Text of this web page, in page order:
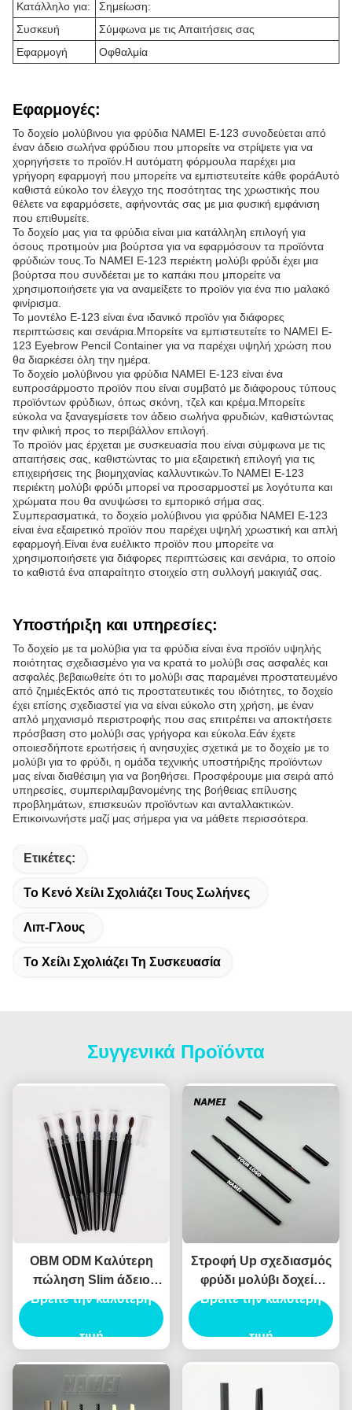
Κατάλληλο για:
Σημείωση:
Συσκευή
Σύμφωνα με τις Απαιτήσεις σας
Εφαρμογή
Οφθαλμία
Εφαρμογές:
Το δοχείο μολύβινου για φρύδια NAMEI E-123 συνοδεύεται από
έναν άδειο σωλήνα φρύδιου που μπορείτε να στρίψετε για να
χορηγήσετε το προϊόν.Η αυτόματη φόρμουλα παρέχει μια
γρήγορη εφαρμογή που μπορείτε να εμπιστευτείτε κάθε φοράΑυτό
καθιστά εύκολο τον έλεγχο της ποσότητας της χρωστικής που
θέλετε να εφαρμόσετε, αφήνοντάς σας με μια φυσική εμφάνιση
που επιθυμείτε.
Το δοχείο μας για τα φρύδια είναι μια κατάλληλη επιλογή για
όσους προτιμούν μια βούρτσα για να εφαρμόσουν τα προϊόντα
φρύδιών τους.Το NAMEI E-123 περιέκτη μολύβι φρύδι έχει μια
βούρτσα που συνδέεται με το καπάκι που μπορείτε να
χρησιμοποιήσετε για να αναμείξετε το προϊόν για ένα πιο μαλακό
φινίρισμα.
Το μοντέλο E-123 είναι ένα ιδανικό προϊόν για διάφορες
περιπτώσεις και σενάρια.Μπορείτε να εμπιστευτείτε το NAMEI E-
123 Eyebrow Pencil Container για να παρέχει υψηλή χρώση που
θα διαρκέσει όλη την ημέρα.
Το δοχείο μολύβινου για φρύδια NAMEI E-123 είναι ένα
ευπροσάρμοστο προϊόν που είναι συμβατό με διάφορους τύπους
προϊόντων φρύδιων, όπως σκόνη, τζελ και κρέμα.Μπορείτε
εύκολα να ξαναγεμίσετε τον άδειο σωλήνα φρυδιών, καθιστώντας
την φιλική προς το περιβάλλον επιλογή.
Το προϊόν μας έρχεται με συσκευασία που είναι σύμφωνα με τις
απαιτήσεις σας, καθιστώντας το μια εξαιρετική επιλογή για τις
επιχειρήσεις της βιομηχανίας καλλυντικών.Το NAMEI E-123
περιέκτη μολύβι φρύδι μπορεί να προσαρμοστεί με λογότυπα και
χρώματα που θα ανυψώσει το εμπορικό σήμα σας.
Συμπερασματικά, το δοχείο μολύβινου για φρύδια NAMEI E-123
είναι ένα εξαιρετικό προϊόν που παρέχει υψηλή χρωστική και απλή
εφαρμογή.Είναι ένα ευέλικτο προϊόν που μπορείτε να
χρησιμοποιήσετε για διάφορες περιπτώσεις και σενάρια, το οποίο
το καθιστά ένα απαραίτητο στοιχείο στη συλλογή μακιγιάζ σας.
Υποστήριξη και υπηρεσίες:
Το δοχείο με τα μολύβια για τα φρύδια είναι ένα προϊόν υψηλής
ποιότητας σχεδιασμένο για να κρατά το μολύβι σας ασφαλές και
ασφαλές.βεβαιωθείτε ότι το μολύβι σας παραμένει προστατευμένο
από ζημιέςΕκτός από τις προστατευτικές του ιδιότητες, το δοχείο
έχει επίσης σχεδιαστεί για να είναι εύκολο στη χρήση, με έναν
απλό μηχανισμό περιστροφής που σας επιτρέπει να αποκτήσετε
πρόσβαση στο μολύβι σας γρήγορα και εύκολα.Εάν έχετε
οποιεσδήποτε ερωτήσεις ή ανησυχίες σχετικά με το δοχείο με το
μολύβι για το φρύδι, η ομάδα τεχνικής υποστήριξης προϊόντων
μας είναι διαθέσιμη για να βοηθήσει. Προσφέρουμε μια σειρά από
υπηρεσίες, συμπεριλαμβανομένης της βοήθειας επίλυσης
προβλημάτων, επισκευών προϊόντων και ανταλλακτικών.
Επικοινωνήστε μαζί μας σήμερα για να μάθετε περισσότερα.
Ετικέτες:
Το Κενό Χείλι Σχολιάζει Τους Σωλήνες
Λιπ-Γλους
Το Χείλι Σχολιάζει Τη Συσκευασία
Συγγενικά Προϊόντα
OBM ODM Καλύτερη
πώληση Slim άδειο
μολύβι φρύδι
Βρείτε την καλύτερη
τιμή
Στροφή Up σχεδιασμός
φρύδι μολύβι δοχείο
ABS υλικό αυτόματο
Βρείτε την καλύτερη
τιμή